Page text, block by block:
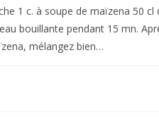
1 c. à soupe de maïzena 50
bouillante pendant 15 mn.
mélangez bien…